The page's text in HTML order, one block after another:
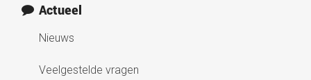
Actueel
Nieuws
Veelgestelde vragen